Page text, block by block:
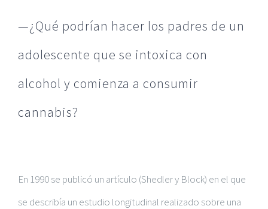
—¿Qué podrían hacer los padres de un
adolescente que se intoxica con
alcohol y comienza a consumir
cannabis?
En 1990 se publicó un artículo (Shedler y Block) en el que
se describía un estudio longitudinal realizado sobre una